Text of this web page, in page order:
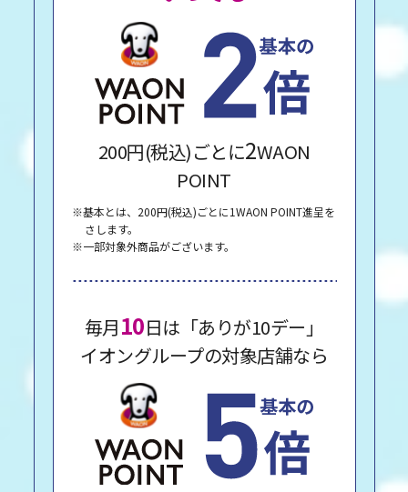
200円(税込)ごとに2WAON
POINT
※基本とは、200円(税込)ごとに1WAON POINT進呈を
さします。
※一部対象外商品がございます。
毎月10日は「ありが10デー」
イオングループの対象店舗なら